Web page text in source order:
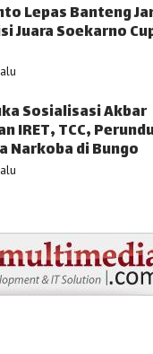
Lepas Banteng
Juara Soekarno
Sosialisasi Akbar
IRET, TCC,
Narkoba di Bungo